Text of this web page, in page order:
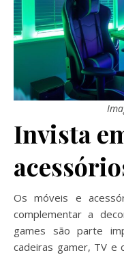
Invista
Os móveis e
complementar a
games são parte
cadeiras gamer, TV e